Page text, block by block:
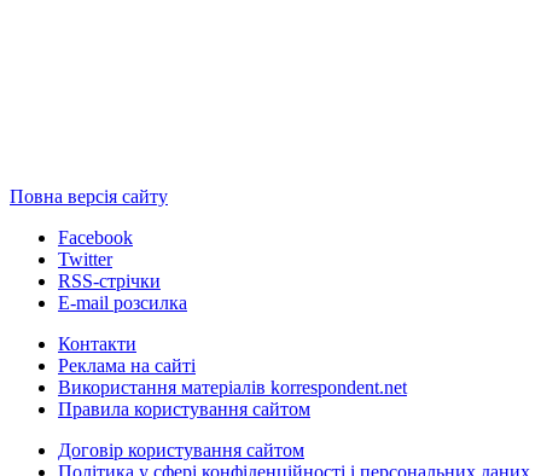
Повна версія сайту
Facebook
Twitter
RSS-стрічки
E-mail розсилка
Контакти
Реклама на сайті
Використання матеріалів korrespondent.net
Правила користування сайтом
Договір користування сайтом
Політика у сфері конфіденційності і персональних даних